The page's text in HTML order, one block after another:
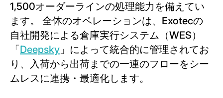
1,500オーダーラインの処理能力を備えてい
ます。 全体のオペレーションは、Exotecの
自社開発による倉庫実行システム（WES）
「Deepsky 」によって統合的に管理されてお
り、入荷から出荷までの一連のフローをシー
ムレスに連携・最適化します。